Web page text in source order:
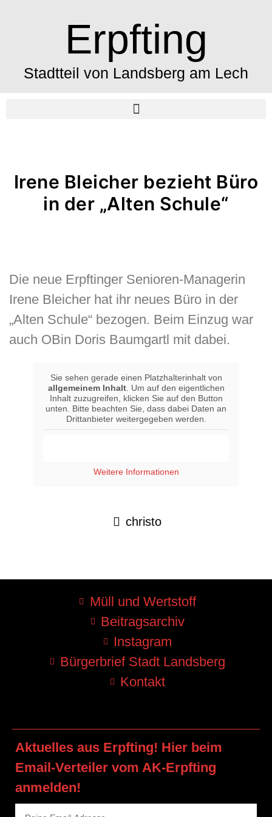
Erpfting
Stadtteil von Landsberg am Lech
Irene Bleicher bezieht Büro
in der „Alten Schule“
Die neue Erpftinger Senioren-Managerin
Irene Bleicher hat ihr neues Büro in der
„Alten Schule“ bezogen. Beim Einzug war
auch OBin Doris Baumgartl mit dabei.
Sie sehen gerade einen Platzhalterinhalt von
allgemeinem Inhalt. Um auf den eigentlichen
Inhalt zuzugreifen, klicken Sie auf den Button
unten. Bitte beachten Sie, dass dabei Daten an
Drittanbieter weitergegeben werden.
Weitere Informationen
christo
Müll und Wertstoff
Beitragsarchiv
Instagram
Bürgerbrief Stadt Landsberg
Kontakt
Aktuelles aus Erpfting! Hier beim
Email-Verteiler vom AK-Erpfting
anmelden!